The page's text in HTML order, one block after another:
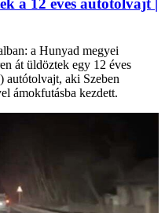
a Hunyad megyei
át üldöztek egy 12 éves
autótolvajt, aki Szeben
ámokfutásba kezdett.